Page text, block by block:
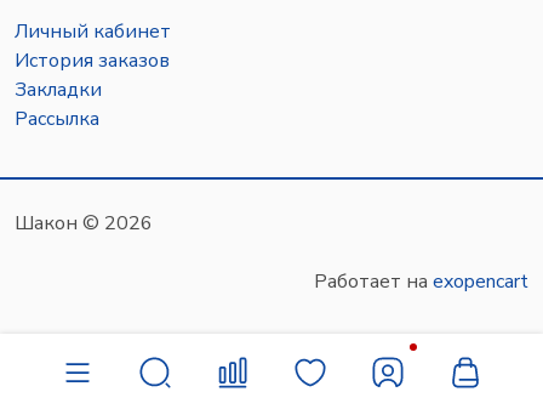
Личный кабинет
История заказов
Закладки
Рассылка
Шакон © 2026
Работает на exopencart